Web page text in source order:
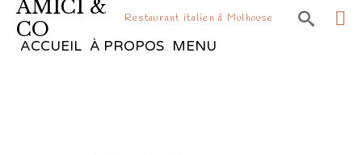
AMICI &
CO
Restaurant italien à Mulhouse 
ACCUEIL À PROPOS MENU